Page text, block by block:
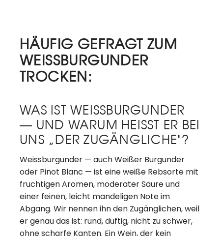
HÄUFIG GEFRAGT ZUM
WEISSBURGUNDER
TROCKEN:
WAS IST WEISSBURGUNDER
— UND WARUM HEISST ER BEI U
NS „DER ZUGÄNGLICHE"?
Weissburgunder — auch Weißer Burgunder
oder Pinot Blanc — ist eine weiße Rebsorte mit
fruchtigen Aromen, moderater Säure und
einer feinen, leicht mandeligen Note im
Abgang. Wir nennen ihn den Zugänglichen, weil
er genau das ist: rund, duftig, nicht zu schwer,
ohne scharfe Kanten. Ein Wein, der kein